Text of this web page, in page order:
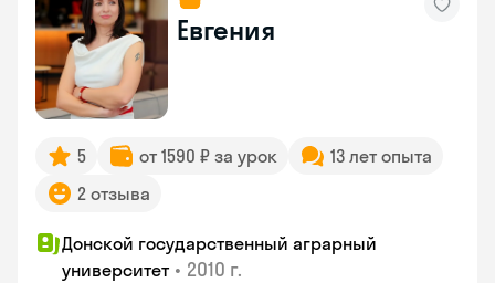
Евгения
5 от 1590 ₽ за урок
13 лет опыта
2 отзыва
Донской государственный аграрный
университет • 2010 г.